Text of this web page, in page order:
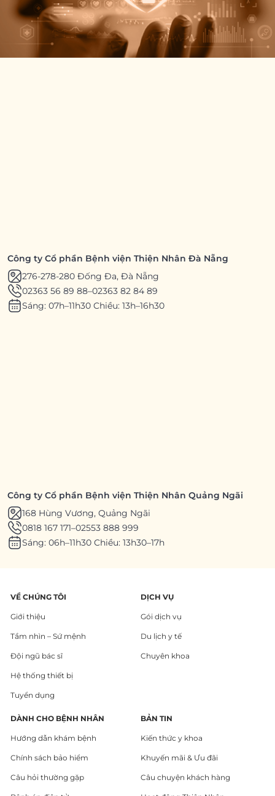
Công ty Cổ phần Bệnh viện Thiện Nhân Đà Nẵng
276-278-280 Đống Đa, Đà Nẵng
02363 56 89 88–02363 82 84 89
Sáng: 07h–11h30 Chiều: 13h–16h30
Công ty Cổ phần Bệnh viện Thiện Nhân Quảng Ngãi
168 Hùng Vương, Quảng Ngãi
0818 167 171–02553 888 999
Sáng: 06h–11h30 Chiều: 13h30–17h
VỀ CHÚNG TÔI
Giới thiệu
Tầm nhìn – Sứ mệnh
Đội ngũ bác sĩ
Hệ thống thiết bị
Tuyển dụng
DỊCH VỤ
Gói dịch vụ
Du lịch y tế
Chuyên khoa
DÀNH CHO BỆNH NHÂN
Hướng dẫn khám bệnh
Chính sách bảo hiểm
Câu hỏi thường gặp
BẢN TIN
Kiến thức y khoa
Khuyến mãi & Ưu đãi
Câu chuyện khách hàng